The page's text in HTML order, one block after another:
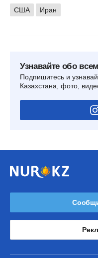
США Иран
Узнавайте обо
Подпишитесь и
Казахстана, фото,